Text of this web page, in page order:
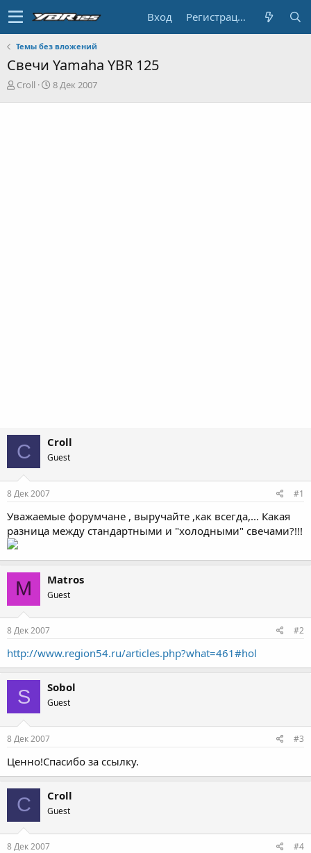
Вход Регистрация
Темы без вложений
Свечи Yamaha YBR 125
А
Croll
Д
8 Дек 2007
C Croll
Guest
8 Дек 2007 #1
Уважаемые форумчане , выручайте ,как всегда,... Какая
разница между стандартными и "холодными" свечами?!!!
M Matros
Guest
8 Дек 2007 #2
http://www.region54.ru/articles.php?what=461#hol
S Sobol
Guest
8 Дек 2007 #3
Ценно!Спасибо за ссылку.
C Croll
Guest
8 Дек 2007 #4